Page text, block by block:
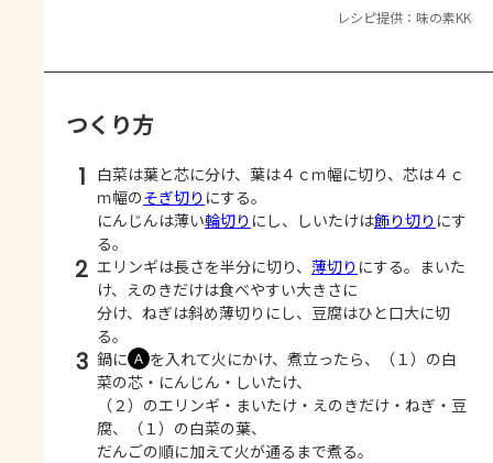
レシピ提供：味の素KK
つくり方
1 白菜は葉と芯に分け、葉は４ｃｍ幅に切り、芯は４ｃ
ｍ幅のそぎ切り にする。
にんじんは薄い輪切り にし、しいたけは飾り切り にす
る。
2 エリンギは長さを半分に切り、 薄切り にする。まいた
け、えのきだけは食べやすい大きさに
分け、ねぎは斜め薄切りにし、豆腐はひと口大に切
る。
3 鍋に Ａ を入れて火にかけ、煮立ったら、（１）の白
菜の芯・にんじん・しいたけ、
（２）のエリンギ・まいたけ・えのきだけ・ねぎ・豆
腐、（１）の白菜の葉、
だんごの順に加えて火が通るまで煮る。